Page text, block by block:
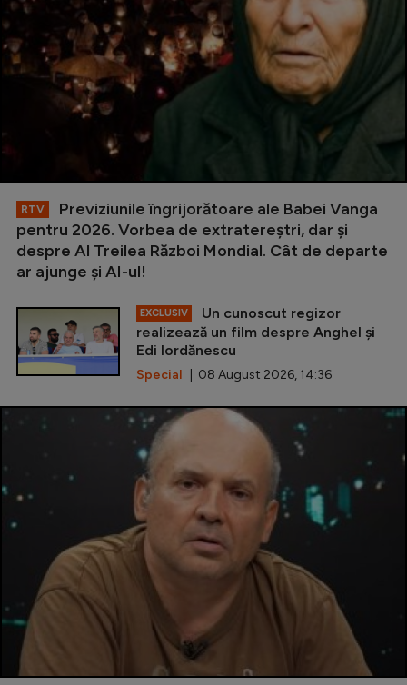
RTV
Previziunile îngrijorătoare ale Babei Vanga
pentru 2026. Vorbea de extratereștri, dar și
despre Al Treilea Război Mondial. Cât de departe
ar ajunge și AI-ul!
EXCLUSIV
Un cunoscut regizor
realizează un film despre Anghel și
Edi Iordănescu
Special | 08 August 2026, 14:36